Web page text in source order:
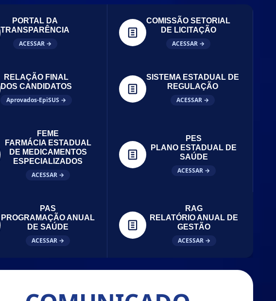
PORTAL DA
TRANSPARÊNCIA
ACESSAR →
COMISSÃO SETORIAL
DE LICITAÇÃO
ACESSAR →
RELAÇÃO FINAL
DOS CANDIDATOS
Aprovados-EpiSUS →
SISTEMA ESTADUAL DE
REGULAÇÃO
ACESSAR →
FEME
FARMÁCIA ESTADUAL
DE MEDICAMENTOS
ESPECIALIZADOS
ACESSAR →
PES
PLANO ESTADUAL DE
SAÚDE
ACESSAR →
PAS
PROGRAMAÇÃO ANUAL
DE SAÚDE
ACESSAR →
RAG
RELATÓRIO ANUAL DE
GESTÃO
ACESSAR →